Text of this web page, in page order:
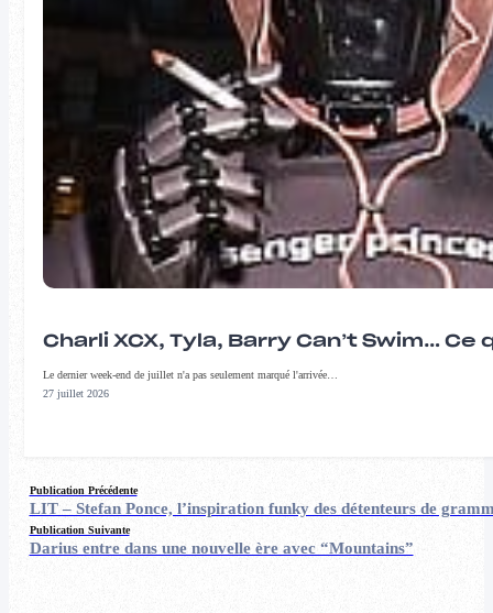
Charli XCX, Tyla, Barry Can’t Swim…
Le dernier week-end de juillet n'a pas seulement marqué l'arrivée…
27 juillet 2026
Publication Précédente
LIT – Stefan Ponce, l’inspiration funky des détenteurs de
Publication Suivante
Darius entre dans une nouvelle ère avec “Mountains”